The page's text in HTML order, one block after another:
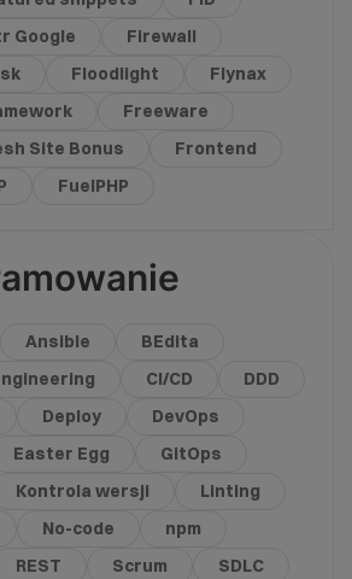
Google
Firewall
Floodlight
Flynax
Freeware
Site Bonus
Frontend
FuelPHP
Ansible
BEdita
CI/CD
DDD
Deploy
DevOps
Easter Egg
GitOps
Kontrola wersji
Linting
No-code
npm
REST Scrum
SDLC